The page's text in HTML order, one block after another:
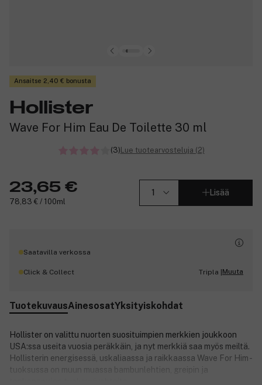
Ansaitse 2,40 € bonusta
Hollister
Wave For Him Eau De Toilette 30 ml
(3)Lue tuotearvosteluja (2)
23,65 €
78,83 € / 100ml
Lisää
Saatavilla verkossa
Click & Collect Tripla |Muuta
TuotekuvausAinesosatYksityiskohdat
Hollister on valittu nuorten suosituimpien merkkien joukkoon
USA:ssa useita vuosia peräkkäin, ja nyt merkkiä saa myös meiltä.
Hollisterin energisessä, uskaliaassa ja raikkaassa Wave For Him -
tuoksussa on muun muassa bambunlehtien, greipin ja